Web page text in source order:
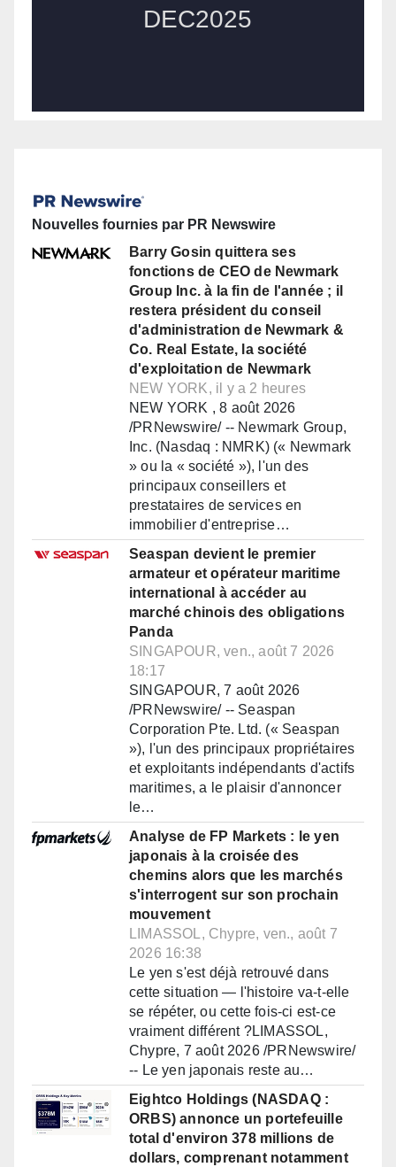
Nouvelles fournies par PR Newswire
Barry Gosin quittera ses
fonctions de CEO de Newmark
Group Inc. à la fin de l'année ; il
restera président du conseil
d'administration de Newmark &
Co. Real Estate, la société
d'exploitation de Newmark
NEW YORK, il y a 2 heures
NEW YORK , 8 août 2026
/PRNewswire/ -- Newmark Group,
Inc. (Nasdaq : NMRK) (« Newmark
» ou la « société »), l'un des
principaux conseillers et
prestataires de services en
immobilier d'entreprise…
Seaspan devient le premier
armateur et opérateur maritime
international à accéder au
marché chinois des obligations
Panda
SINGAPOUR, ven., août 7 2026
18:17
SINGAPOUR, 7 août 2026
/PRNewswire/ -- Seaspan
Corporation Pte. Ltd. (« Seaspan
»), l'un des principaux propriétaires
et exploitants indépendants d'actifs
maritimes, a le plaisir d'annoncer
le…
Analyse de FP Markets : le yen
japonais à la croisée des
chemins alors que les marchés
s'interrogent sur son prochain
mouvement
LIMASSOL, Chypre, ven., août 7
2026 16:38
Le yen s'est déjà retrouvé dans
cette situation — l'histoire va-t-elle
se répéter, ou cette fois-ci est-ce
vraiment différent ?LIMASSOL,
Chypre, 7 août 2026 /PRNewswire/
-- Le yen japonais reste au…
Eightco Holdings (NASDAQ :
ORBS) annonce un portefeuille
total d'environ 378 millions de
dollars, comprenant notamment